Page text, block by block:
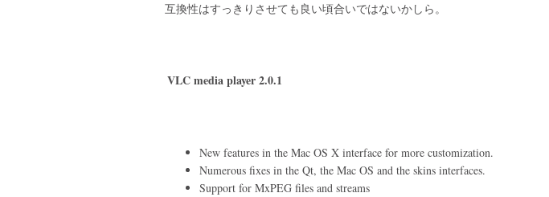
互換性はすっきりさせても良い頃合いではないかしら。
VLC media player 2.0.1
New features in the Mac OS X interface for more customization.
Numerous fixes in the Qt, the Mac OS and the skins interfaces.
Support for MxPEG files and streams